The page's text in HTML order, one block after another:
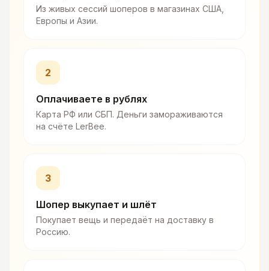
Из живых сессий шоперов в магазинах США,
Европы и Азии.
2
Оплачиваете в рублях
Карта РФ или СБП. Деньги замораживаются
на счёте LerBee.
3
Шопер выкупает и шлёт
Покупает вещь и передаёт на доставку в
Россию.